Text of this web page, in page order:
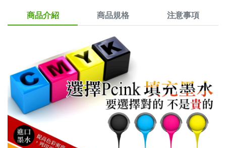
商品介紹 商品規格 注意事項